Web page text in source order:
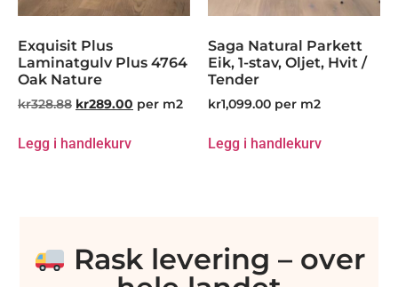
Exquisit Plus
Laminatgulv Plus 4764
Oak Nature
kr328.88 kr289.00 per m2
Legg i handlekurv
Saga Natural Parkett
Eik, 1-stav, Oljet, Hvit /
Tender
kr1,099.00 per m2
Legg i handlekurv
Rask levering – over